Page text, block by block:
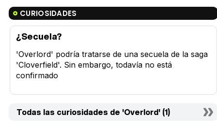
CURIOSIDADES
¿Secuela?
'Overlord' podría tratarse de una secuela de la saga
'Cloverfield'. Sin embargo, todavía no está
confirmado
Todas las curiosidades de 'Overlord' (1)